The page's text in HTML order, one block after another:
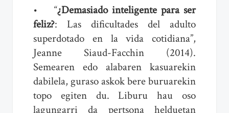
• “¿Demasiado inteligente para ser
feliz?: Las dificultades del adulto
superdotado en la vida cotidiana”,
Jeanne Siaud-Facchin (2014).
Semearen edo alabaren kasuarekin
dabilela, guraso askok bere buruarekin
topo egiten du. Liburu hau oso
lagungarri da pertsona helduetan